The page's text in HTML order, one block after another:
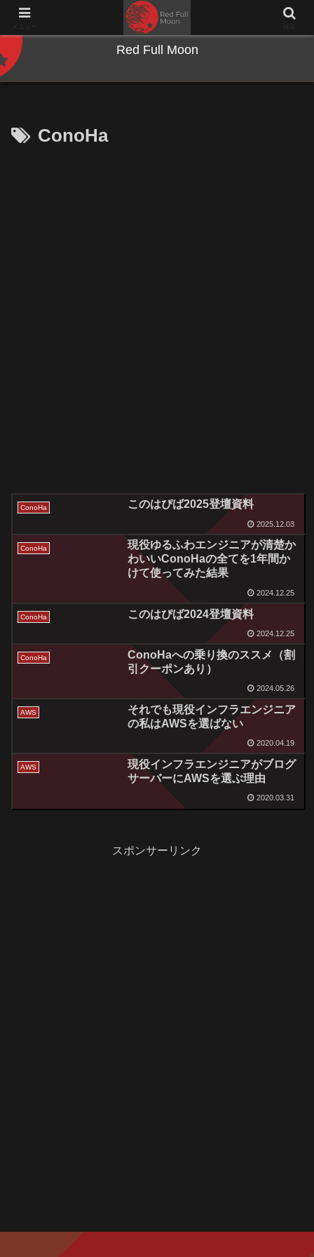
NWとキーボードのジャンク沼に沈む夜
Red Full Moon
ConoHa
ConoHa このはぴば2025登壇資料
2025.12.03
ConoHa
現役ゆるふわエンジニアが清楚か
わいいConoHaの全てを1年間か
けて使ってみた結果
2024.12.25
ConoHa このはぴば2024登壇資料
2024.12.25
ConoHa
ConoHaへの乗り換のススメ（割
引クーポンあり）
2024.05.26
AWS
それでも現役インフラエンジニア
の私はAWSを選ばない
2020.04.19
AWS
現役インフラエンジニアがブログ
サーバーにAWSを選ぶ理由
2020.03.31
スポンサーリンク